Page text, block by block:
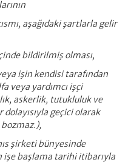
aşağıdaki şartlarla gelir
bildirilmiş olması,
işin kendisi tarafından
veya yardımcı işçi
askerlik, tutukluluk ve
geçici olarak
şirketi bünyesinde
işe başlama tarihi itibarıyla